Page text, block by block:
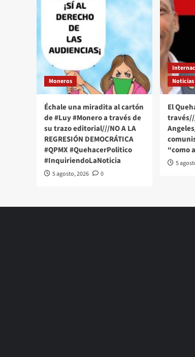
Moneros
Échale una miradita al cartón
de #Luy #Monero a través de
su trazo editorial///NO A LA
REGRESIÓN DEMOCRÁTICA
#QPMX #QuehacerPolitico
#InquiriendoLaNoticia
5 agosto, 2026 0
Noticias
El
“como
5